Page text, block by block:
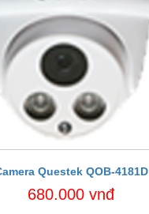
Questek QOB-4181D
680.000 vnđ